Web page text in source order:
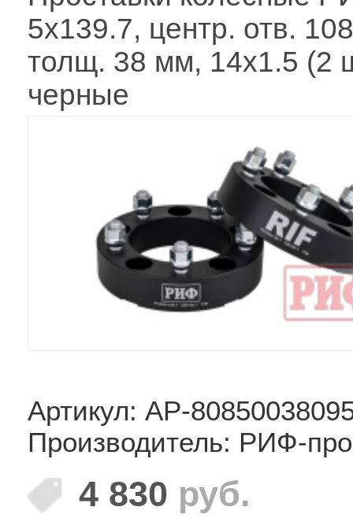
5x139.7, центр. отв.
толщ. 38 мм, 14x1.5 (2
черные
Артикул: AP-
Производитель: РИФ-
4 830 руб.